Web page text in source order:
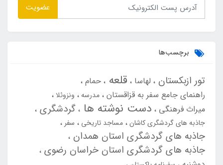
عضویت
برچسب‌ها
تور ازبکستان لهاسا قلعه
حمام
راهنمای جامع سفر به قزاقستان
مدرسه ونزوئلا
میراث فرهنگی دست نوشته ها گردشگری
جاذبه های گردشگری کاشان مساجد تاریخی سفر
جاذبه های گردشگری استان همدان
جاذبه های گردشگری استان خراسان رضوی